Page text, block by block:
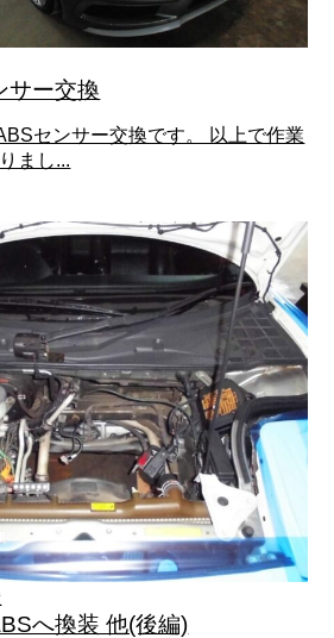
ー交換
センサー交換です。 以上で作業
まし...
へ換装 他(後編)